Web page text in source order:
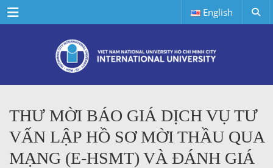
Menu English
THƯ MỜI BÁO GIÁ DỊCH VỤ TƯ
VẤN LẬP HỒ SƠ MỜI THẦU QUA
MẠNG (E-HSMT) VÀ ĐÁNH GIÁ